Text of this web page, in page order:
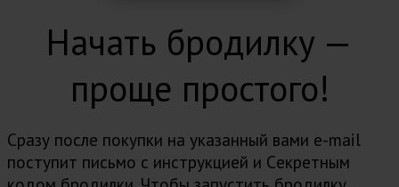
Начать бродилку —
проще простого!
Сразу после покупки на указанный вами e-mail
поступит письмо с инструкцией и Cекретным